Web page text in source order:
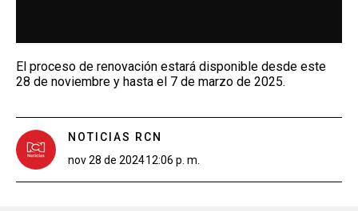
El proceso de renovación estará disponible desde este
28 de noviembre y hasta el 7 de marzo de 2025.
NOTICIAS RCN
nov 28 de 202412:06 p. m.